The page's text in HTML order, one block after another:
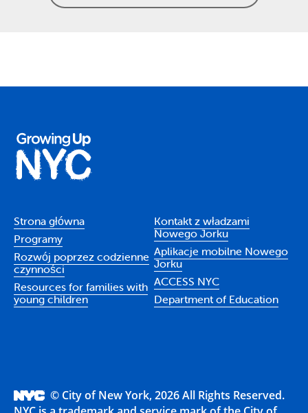
Strona główna
Programy
Rozwój poprzez codzienne
czynności
Resources for families with
young children
Kontakt z władzami
Nowego Jorku
Aplikacje mobilne Nowego
Jorku
ACCESS NYC
Department of Education
© City of New York, 2026 All Rights Reserved.